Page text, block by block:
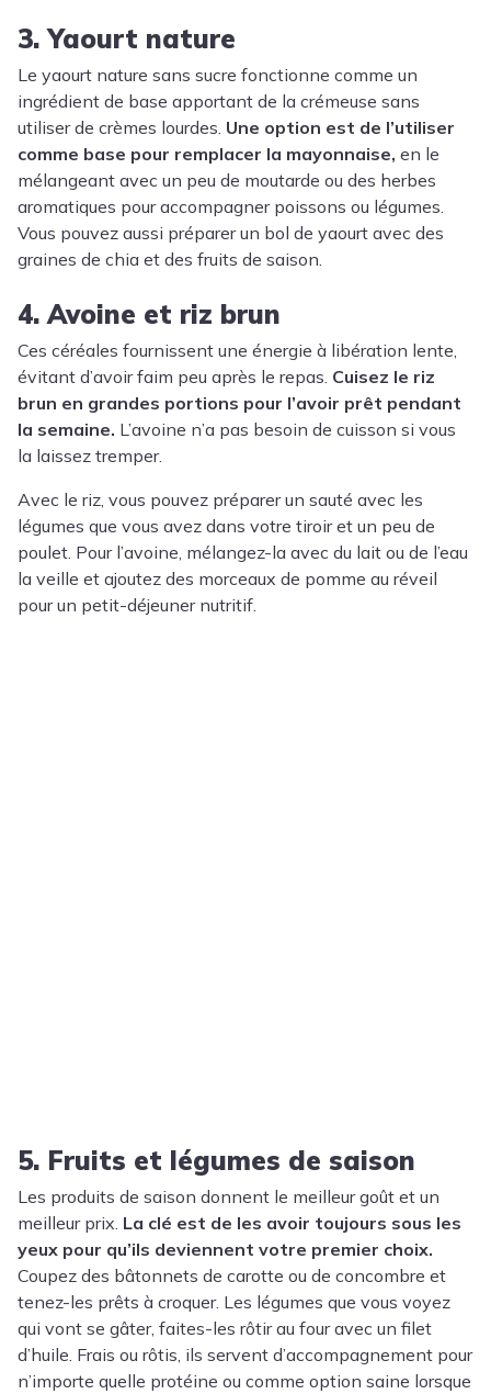
3. Yaourt nature
Le yaourt nature sans sucre fonctionne comme un
ingrédient de base apportant de la crémeuse sans
utiliser de crèmes lourdes. Une option est de l’utiliser
comme base pour remplacer la mayonnaise, en le
mélangeant avec un peu de moutarde ou des herbes
aromatiques pour accompagner poissons ou légumes.
Vous pouvez aussi préparer un bol de yaourt avec des
graines de chia et des fruits de saison.
4. Avoine et riz brun
Ces céréales fournissent une énergie à libération lente,
évitant d’avoir faim peu après le repas. Cuisez le riz
brun en grandes portions pour l’avoir prêt pendant
la semaine. L’avoine n’a pas besoin de cuisson si vous
la laissez tremper.
Avec le riz, vous pouvez préparer un sauté avec les
légumes que vous avez dans votre tiroir et un peu de
poulet. Pour l’avoine, mélangez-la avec du lait ou de l’eau
la veille et ajoutez des morceaux de pomme au réveil
pour un petit-déjeuner nutritif.
5. Fruits et légumes de saison
Les produits de saison donnent le meilleur goût et un
meilleur prix. La clé est de les avoir toujours sous les
yeux pour qu’ils deviennent votre premier choix.
Coupez des bâtonnets de carotte ou de concombre et
tenez-les prêts à croquer. Les légumes que vous voyez
qui vont se gâter, faites-les rôtir au four avec un filet
d’huile. Frais ou rôtis, ils servent d’accompagnement pour
n’importe quelle protéine ou comme option saine lorsque